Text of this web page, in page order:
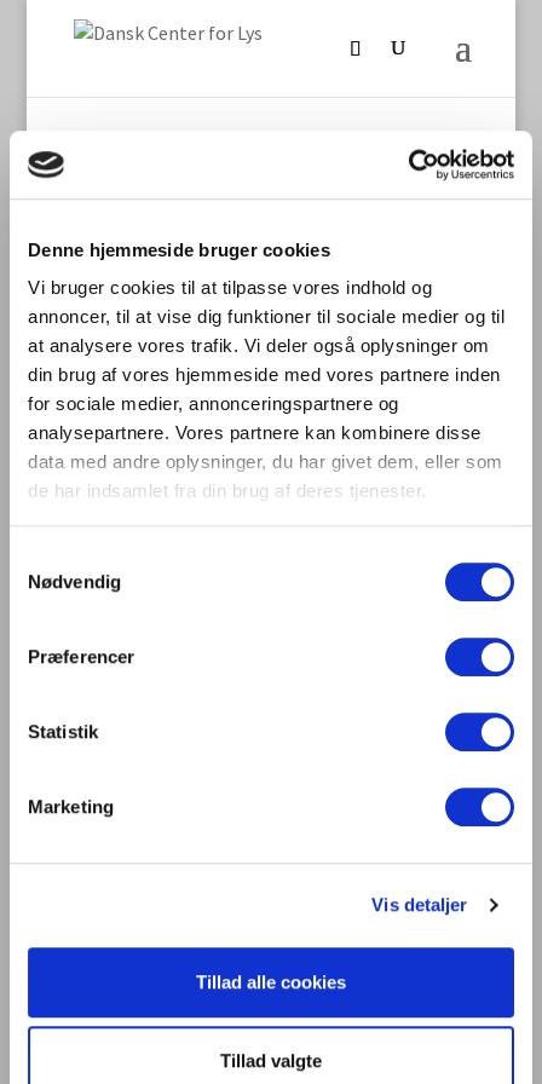
Denne hjemmeside bruger cookies
Vi bruger cookies til at tilpasse vores indhold og
annoncer, til at vise dig funktioner til sociale medier og til
at analysere vores trafik. Vi deler også oplysninger om
din brug af vores hjemmeside med vores partnere inden
for sociale medier, annonceringspartnere og
analysepartnere. Vores partnere kan kombinere disse
data med andre oplysninger, du har givet dem, eller som
de har indsamlet fra din brug af deres tjenester.
Nødvendig
Præferencer
Statistik
Marketing
Vis detaljer
Tillad alle cookies
Tillad valgte
Seneste nyt
International laboratoriesammenligning vedr.
måling af TLM/flimmer fra LED-produkter
Stort dansk aftryk på international
laboratoriesammenligning
Dynamisk belysning skal styrke trivsel og
centrum på Light + Building 2026
C/O Niels Knudsen
2000 Frederiksberg
Om Dansk Center for Lys